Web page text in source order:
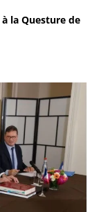
la Questure de